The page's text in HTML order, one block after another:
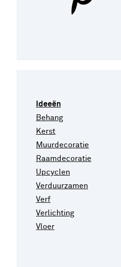
Ideeën
Behang
Kerst
Muurdecoratie
Raamdecoratie
Upcyclen
Verduurzamen
Verf
Verlichting
Vloer